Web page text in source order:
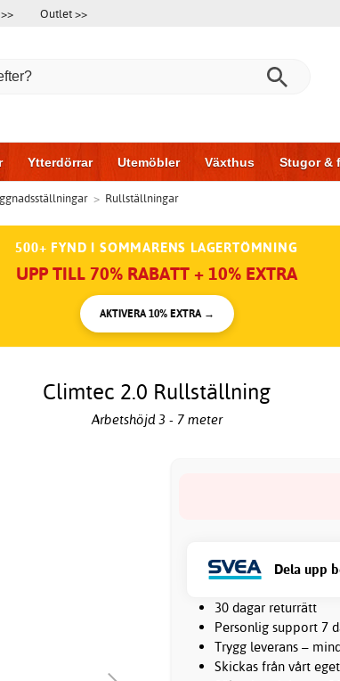
Outlet >>
Ytterdörrar Utemöbler Växthus Stugor &
Hus & bygg Förvaring
> Rullställningar
500+ FYND I SOMMARENS LAGERTÖMNING
UPP TILL 70% RABATT + 10% EXTRA
AKTIVERA 10% EXTRA →
Climtec 2.0 Rullställning
Arbetshöjd 3 - 7 meter
Dela upp
30 dagar returrätt
Personlig support 7
Trygg leverans –
Skickas från vårt